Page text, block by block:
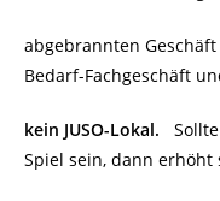
abgebrannten
Bedarf-Fachgeschäft
kein JUSO-Lokal.
Spiel sein, dann erhöht